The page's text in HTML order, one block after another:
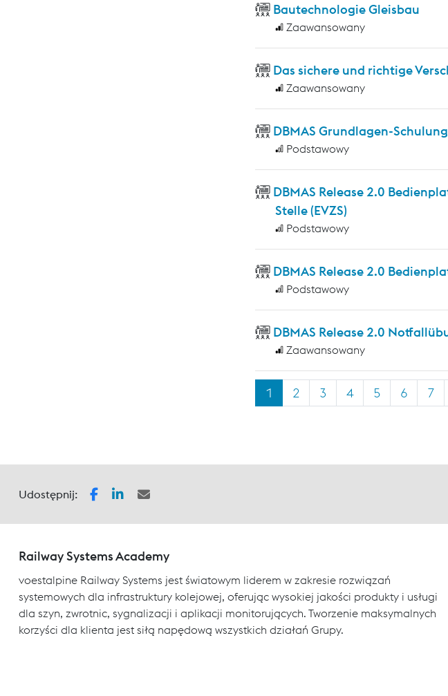
Bautechnologie Gleisbau
Zaawansowany
Das sichere und richtige
Zaawansowany
DBMAS Grundlagen-Schulung
Podstawowy
DBMAS Release 2.0
Stelle (EVZS)
Podstawowy
DBMAS Release 2.0
Podstawowy
DBMAS Release 2.0
Zaawansowany
1 2 3 4 5 6 7
Udostępnij:
Railway Systems Academy
voestalpine Railway Systems jest światowym liderem w zakresie rozwiązań
systemowych dla infrastruktury kolejowej, oferując wysokiej jakości produkty i usługi
dla szyn, zwrotnic, sygnalizacji i aplikacji monitorujących. Tworzenie maksymalnych
korzyści dla klienta jest siłą napędową wszystkich działań Grupy.